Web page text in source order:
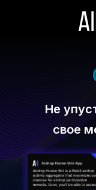
так
траты.
, каждый
включать
Не
свое